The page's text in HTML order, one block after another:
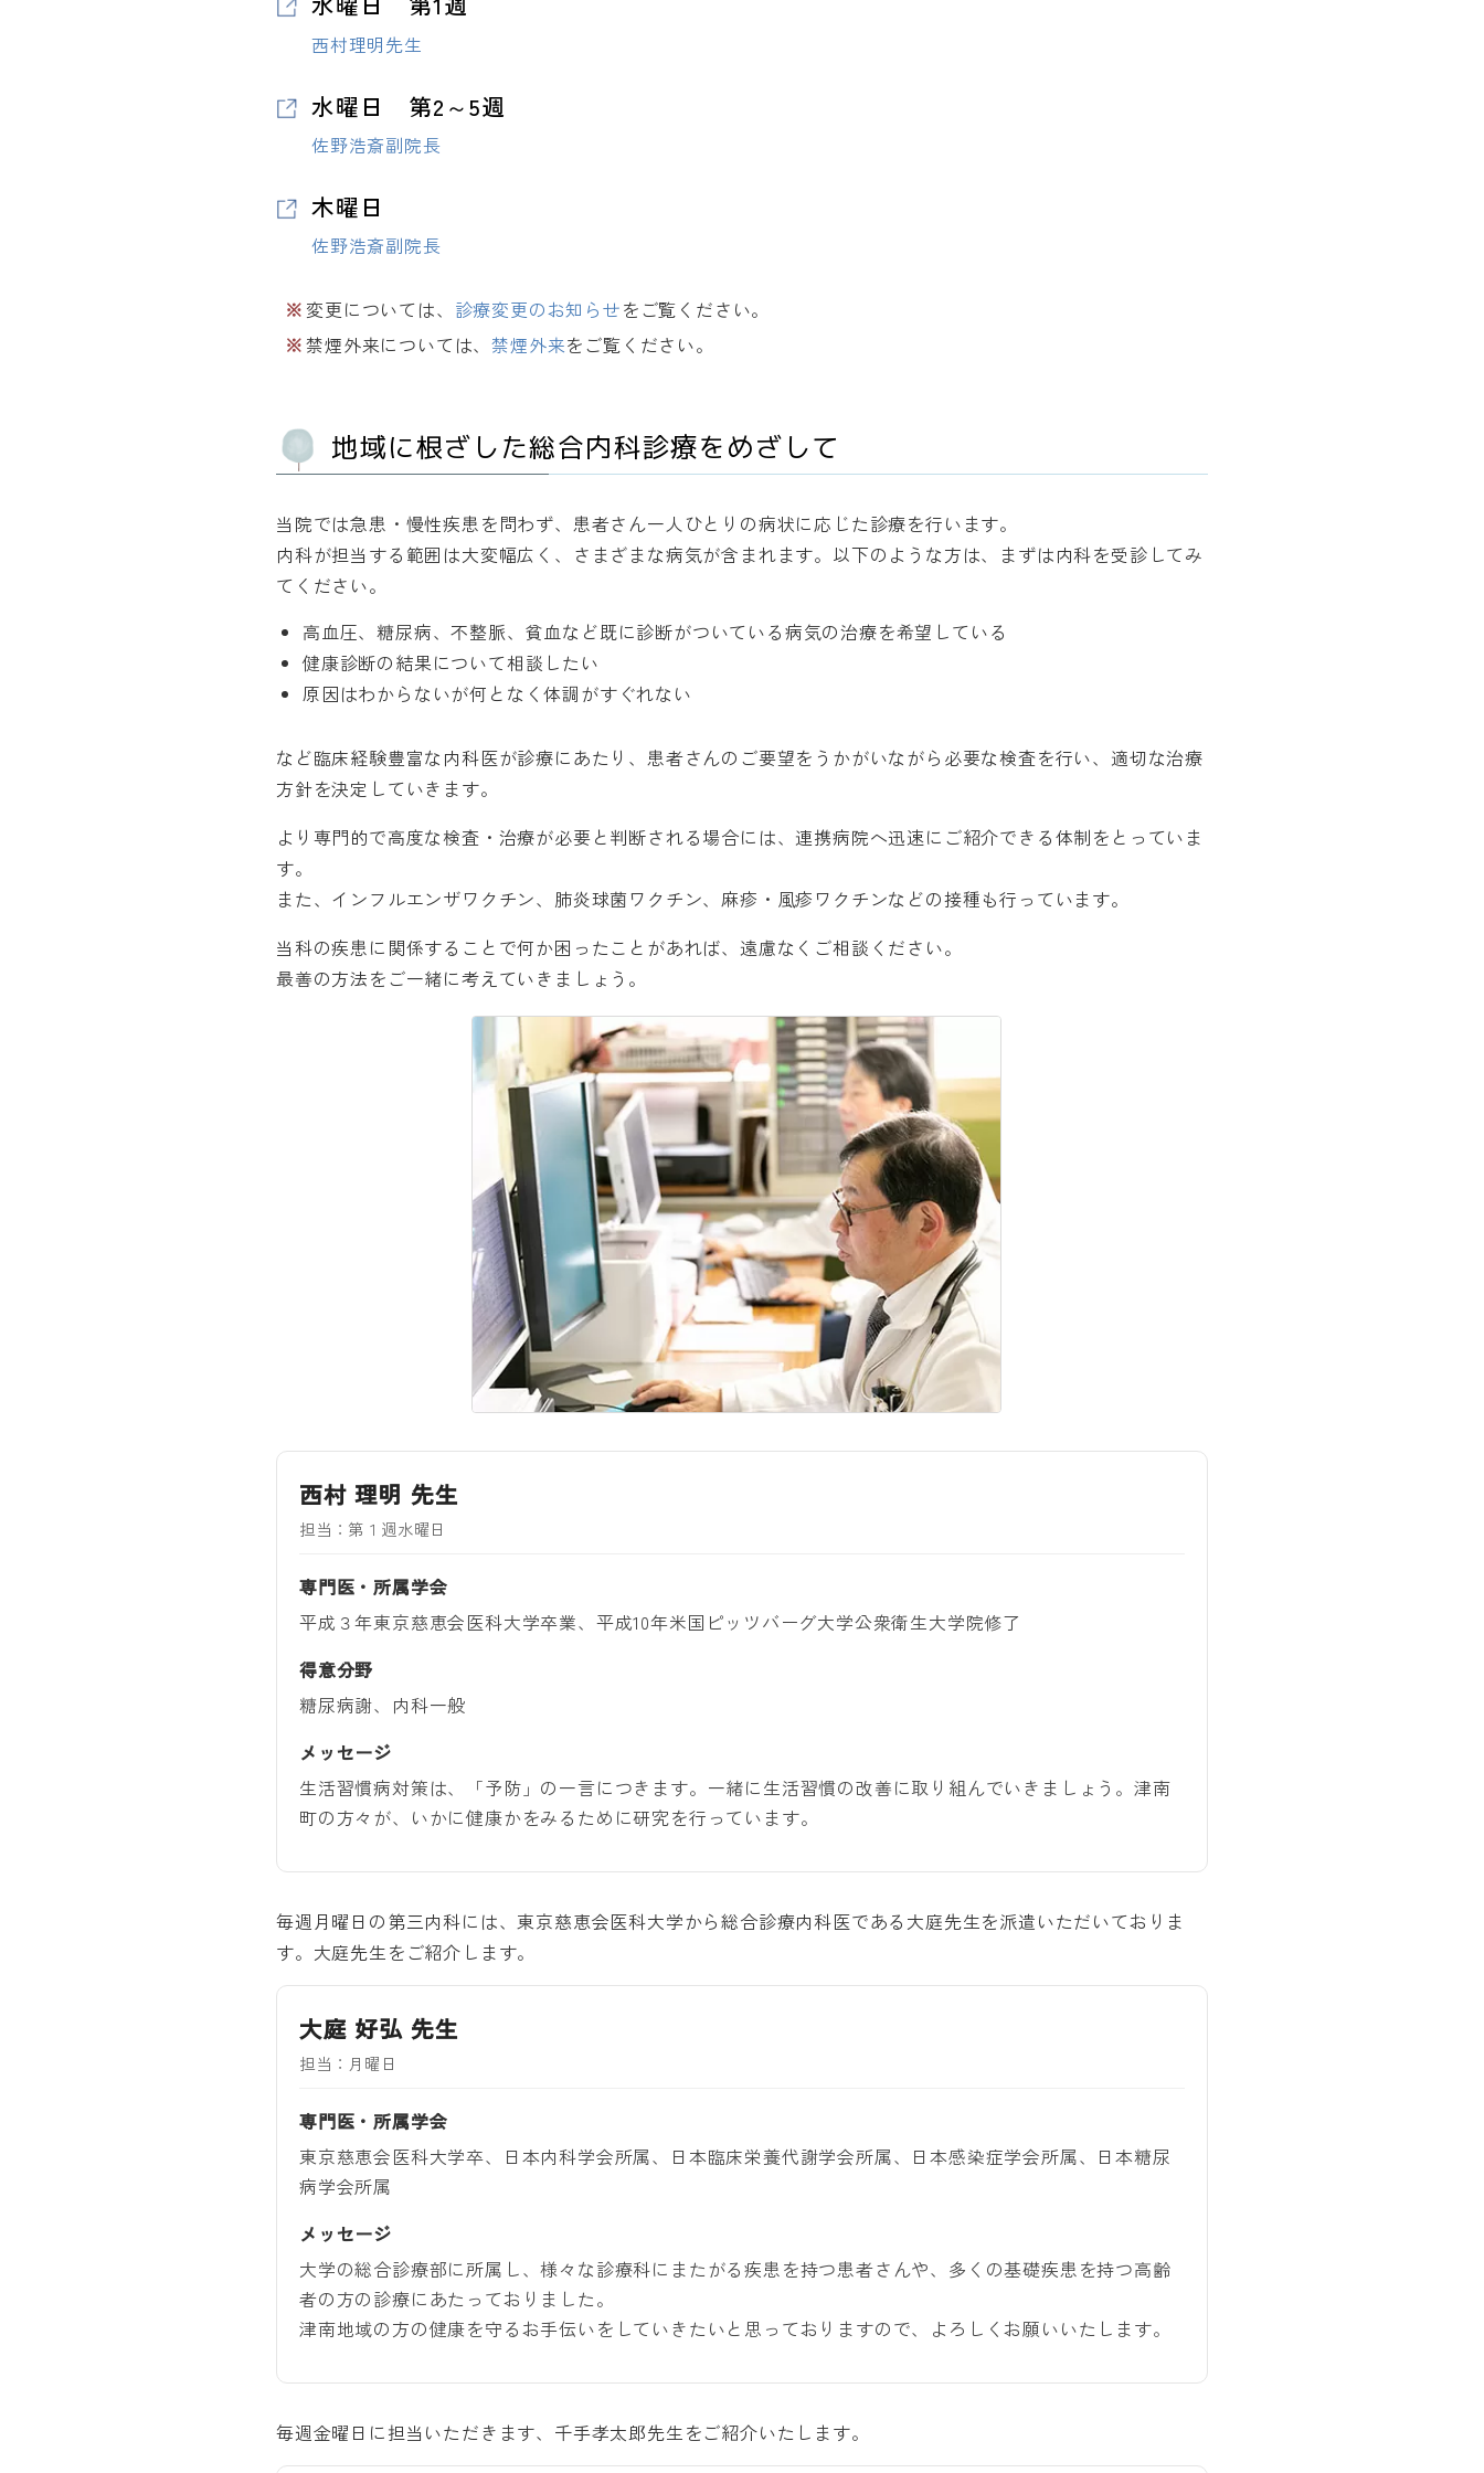
西村理明先生
水曜日 第2～5週
佐野浩斎副院長
木曜日
佐野浩斎副院長
変更については、 診療変更のお知らせをご覧ください。
禁煙外来については、禁煙外来をご覧ください。
地域に根ざした総合内科診療をめざして
当院では急患・慢性疾患を問わず、患者さん一人ひとりの病状に応じた診療を行います。
内科が担当する範囲は大変幅広く、さまざまな病気が含まれます。以下のような方は、まずは内科を受診してみ
てください。
高血圧、糖尿病、不整脈、貧血など既に診断がついている病気の治療を希望している
健康診断の結果について相談したい
原因はわからないが何となく体調がすぐれない
など臨床経験豊富な内科医が診療にあたり、患者さんのご要望をうかがいながら必要な検査を行い、適切な治療
方針を決定していきます。
より専門的で高度な検査・治療が必要と判断される場合には、連携病院へ迅速にご紹介できる体制をとっていま
す。
また、インフルエンザワクチン、肺炎球菌ワクチン、麻疹・風疹ワクチンなどの接種も行っています。
当科の疾患に関係することで何か困ったことがあれば、遠慮なくご相談ください。
最善の方法をご一緒に考えていきましょう。
西村 理明 先生
担当：第１週水曜日
専門医・所属学会
平成３年東京慈恵会医科大学卒業、平成10年米国ピッツバーグ大学公衆衛生大学院修了
得意分野
糖尿病謝、内科一般
メッセージ
生活習慣病対策は、「予防」の一言につきます。一緒に生活習慣の改善に取り組んでいきましょう。津南
町の方々が、いかに健康かをみるために研究を行っています。
毎週月曜日の第三内科には、東京慈恵会医科大学から総合診療内科医である大庭先生を派遣いただいておりま
す。大庭先生をご紹介します。
大庭 好弘 先生
担当：月曜日
専門医・所属学会
東京慈恵会医科大学卒、日本内科学会所属、日本臨床栄養代謝学会所属、日本感染症学会所属、日本糖尿
病学会所属
メッセージ
大学の総合診療部に所属し、様々な診療科にまたがる疾患を持つ患者さんや、多くの基礎疾患を持つ高齢
者の方の診療にあたっておりました。
津南地域の方の健康を守るお手伝いをしていきたいと思っておりますので、よろしくお願いいたします。
毎週金曜日に担当いただきます、千手孝太郎先生をご紹介いたします。